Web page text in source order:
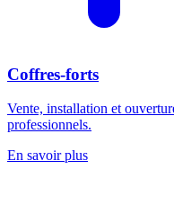
Coffres-forts
Vente, installation et
professionnels.
En savoir plus